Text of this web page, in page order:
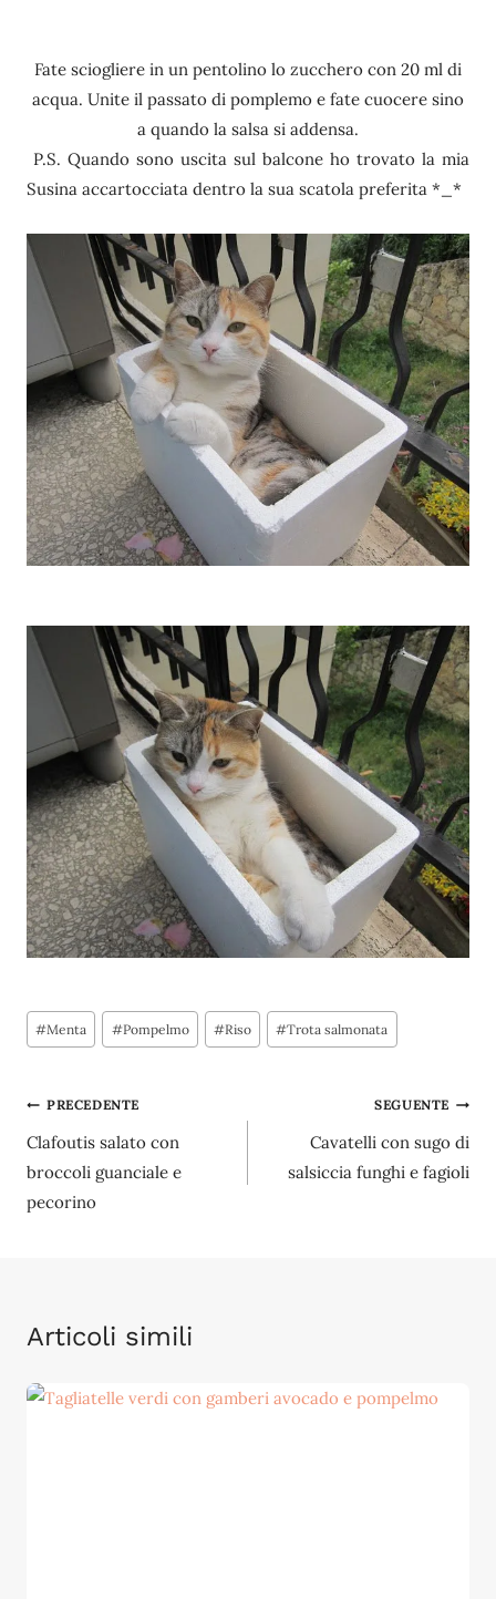
Fate sciogliere in un pentolino lo zucchero con 20 ml di
acqua. Unite il passato di pomplemo e fate cuocere sino
a quando la salsa si addensa.
P.S. Quando sono uscita sul balcone ho trovato la mia
Susina accartocciata dentro la sua scatola preferita *_*
Tag
articolo:
#Menta #Pompelmo #Riso #Trota salmonata
Navigazione
articoli
PRECEDENTE
Clafoutis salato con
broccoli guanciale e
pecorino
SEGUENTE
Cavatelli con sugo di
salsiccia funghi e fagioli
Articoli simili